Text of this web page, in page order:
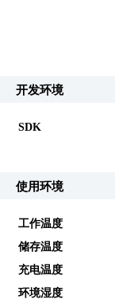
开发环境
SDK
使用环境
工作温度
储存温度
充电温度
环境湿度